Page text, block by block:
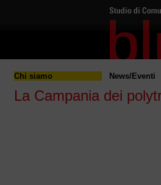
Chi siamo News/Eventi
La Campania dei